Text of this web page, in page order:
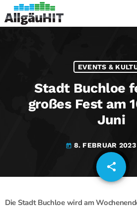
EVENTS &
Stadt Buchloe
großes Fest am
Juni
today 8. FEBRUAR 2023
share
email
Die Stadt Buchloe wird am